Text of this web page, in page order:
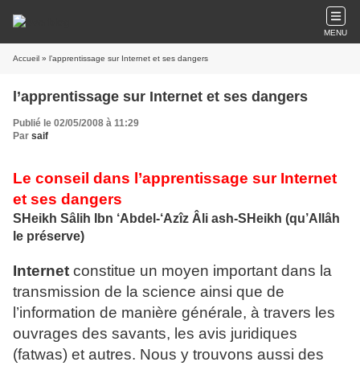
MENU
Accueil » l’apprentissage sur Internet et ses dangers
l’apprentissage sur Internet et ses dangers
Publié le 02/05/2008 à 11:29
Par saif
Le conseil dans l’apprentissage sur Internet
et ses dangers
SHeikh Sâlih Ibn ‘Abdel-‘Azîz Âli ash-SHeikh (qu’Allâh
le préserve)
Internet constitue un moyen important dans la
transmission de la science ainsi que de
l’information de manière générale, à travers les
ouvrages des savants, les avis juridiques
(fatwas) et autres. Nous y trouvons aussi des